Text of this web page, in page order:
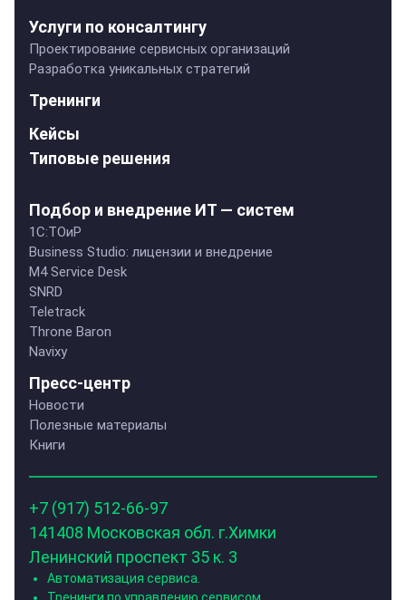
Услуги по консалтингу
Проектирование сервисных организаций
Разработка уникальных стратегий
Тренинги
Кейсы
Типовые решения
Подбор и внедрение ИТ — систем
1C:ТОиР
Business Studio: лицензии и внедрение
M4 Service Desk
SNRD
Teletrack
Throne Baron
Navixy
Пресс-центр
Новости
Полезные материалы
Книги
+7 (917) 512-66-97
141408 Московская обл. г.Химки
Ленинский проспект 35 к. 3
Автоматизация сервиса.